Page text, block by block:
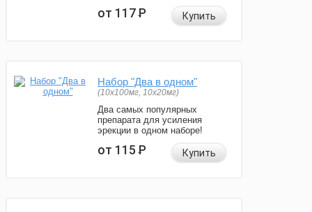
от 117Р Купить
Набор "Два в одном"
(10x100мг, 10x20мг)
Два самых популярных
препарата для усиления
эрекции в одном наборе!
от 115Р Купить